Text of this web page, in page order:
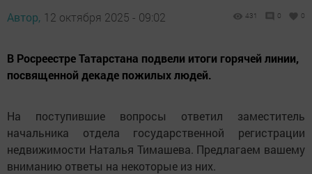
Автор, 12 октября 2025 - 09:02 431 0 0
В Росреестре Татарстана подвели итоги горячей линии,
посвященной декаде пожилых людей.
На поступившие вопросы ответил заместитель
начальника отдела государственной регистрации
недвижимости Наталья Тимашева. Предлагаем вашему
вниманию ответы на некоторые из них.